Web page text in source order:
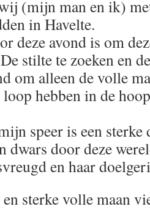
(mijn man en ik)
in Havelte.
deze avond is om
stilte te zoeken en
om alleen de volle
loop hebben in de
speer is een sterke
dwars door deze
en haar
sterke volle maan